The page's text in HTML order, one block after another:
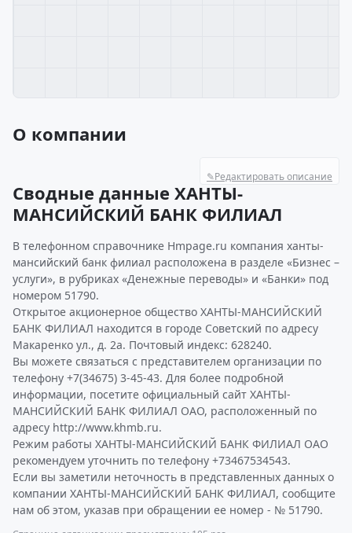
О компании
✎Редактировать описание
Сводные данные ХАНТЫ-
МАНСИЙСКИЙ БАНК ФИЛИАЛ
В телефонном справочнике Hmpage.ru компания ханты-
мансийский банк филиал расположена в разделе «Бизнес –
услуги», в рубриках «Денежные переводы» и «Банки» под
номером 51790.
Открытое акционерное общество ХАНТЫ-МАНСИЙСКИЙ
БАНК ФИЛИАЛ находится в городе Советский по адресу
Макаренко ул., д. 2а. Почтовый индекс: 628240.
Вы можете связаться с представителем организации по
телефону +7(34675) 3-45-43. Для более подробной
информации, посетите официальный сайт ХАНТЫ-
МАНСИЙСКИЙ БАНК ФИЛИАЛ ОАО, расположенный по
адресу http://www.khmb.ru.
Режим работы ХАНТЫ-МАНСИЙСКИЙ БАНК ФИЛИАЛ ОАО
рекомендуем уточнить по телефону +73467534543.
Если вы заметили неточность в представленных данных о
компании ХАНТЫ-МАНСИЙСКИЙ БАНК ФИЛИАЛ, сообщите
нам об этом, указав при обращении ее номер - № 51790.